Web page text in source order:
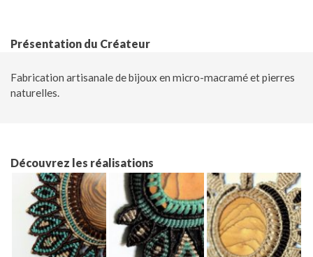
Présentation du Créateur
Fabrication artisanale de bijoux en micro-macramé et pierres
naturelles.
Découvrez les réalisations